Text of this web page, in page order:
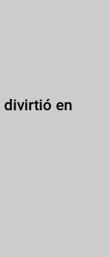
divirtió en